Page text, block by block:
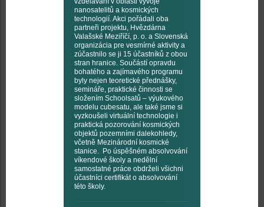
nanosatelitů a kosmických
technologií. Akci pořádali oba
partneři projektu, Hvězdárna
Valašské Meziříčí, p. o. a Slovenská
organizácia pre vesmírné aktivity a
zúčastnilo se ji 15 účastníků z obou
stran hranice. Součástí opravdu
bohatého a zajímavého programu
byly nejen teoretické přednášky,
semináře, praktické činnosti se
složením Schoolsatů – výukového
modelu cubesatu, ale také jsme si
vyzkoušeli virtuální technologie i
praktická pozorování kosmických
objektů pozemními dalekohledy,
včetně Mezinárodní kosmické
stanice. Po úspěšném absolvování
víkendové školy a nedělní
samostatné práce obdrželi všichni
účastníci certifikát o absolvování
této školy.